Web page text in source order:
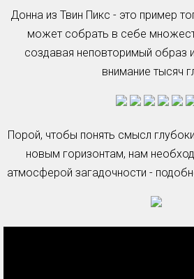
Донна из Твин Пикс - это пример
может собрать в себе
создавая неповторимый образ
внимание тысяч
Порой, чтобы понять смысл
новым горизонтам, нам
атмосферой загадочности -